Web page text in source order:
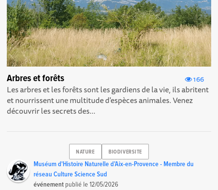
166
Arbres et forêts
Les arbres et les forêts sont les gardiens de la vie, ils abritent
et nourrissent une multitude d'espèces animales. Venez
découvrir les secrets des...
NATURE BIODIVERSITE
Muséum d'Histoire Naturelle d’Aix-en-Provence - Membre du
réseau Culture Science Sud
événement publié le12/05/2026